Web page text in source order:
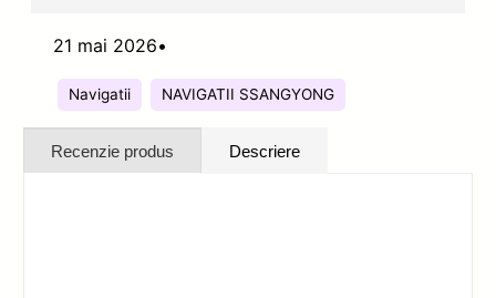
21 mai 2026•
Navigatii NAVIGATII SSANGYONG
Recenzie produs Descriere